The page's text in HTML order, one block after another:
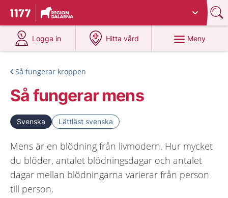
Till startsidan för 1177
Du har valt region
Logga in
på 1177.se
Hitta vård
på 1177.se
Meny
Så fungerar kroppen
Så fungerar mens
Svenska Lättläst svenska
Mens är en blödning från livmodern. Hur mycket
du blöder, antalet blödningsdagar och antalet
dagar mellan blödningarna varierar från person
till person.